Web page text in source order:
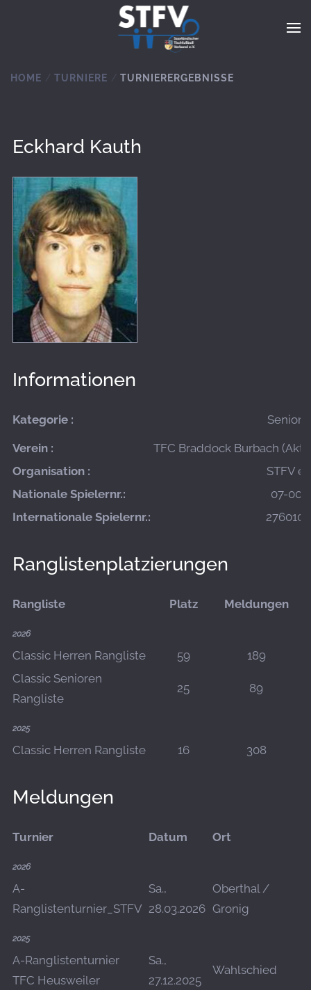
Zum Hauptinhalt springen
HOME TURNIERE TURNIERERGEBNISSE
Eckhard Kauth
Informationen
Kategorie :
Verein :
TFC Braddock Burbach
Organisation :
STFV
Nationale Spielernr.:
07-
Internationale Spielernr.:
Ranglistenplatzierungen
Rangliste Platz Meldungen
2026
Classic Herren Rangliste 59
189
Classic Senioren
Rangliste
25 89
2025
Classic Herren Rangliste 16 308
Meldungen
Turnier Datum Ort
2026
A-
Ranglistenturnier_STFV
Sa.,
28.03.2026
Oberthal /
Gronig
2025
A-Ranglistenturnier
TFC Heusweiler
Sa.,
27.12.2025
Wahlschied